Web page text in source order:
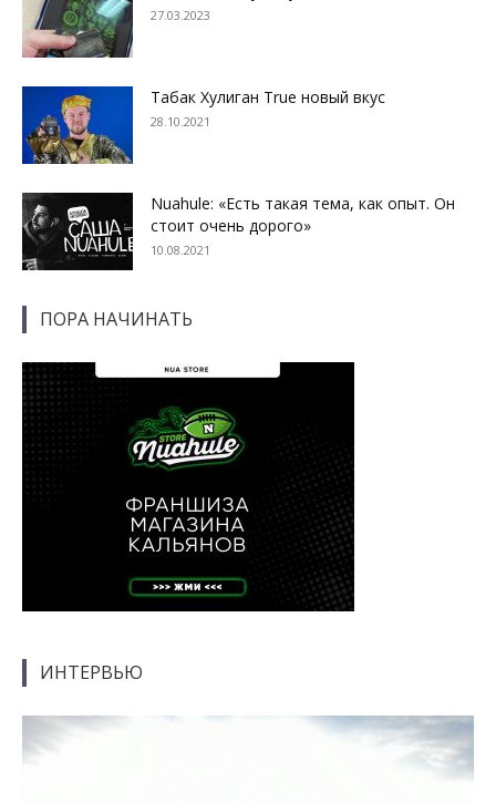
27.03.2023
Табак Хулиган True новый вкус
28.10.2021
Nuahule: «Есть такая тема, как опыт. Он
стоит очень дорого»
10.08.2021
ПОРА НАЧИНАТЬ
ИНТЕРВЬЮ